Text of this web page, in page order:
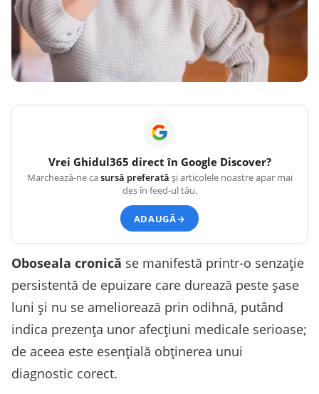
Vrei Ghidul365 direct în Google Discover?
Marchează-ne casursă preferată și articolele noastre apar mai
des în feed-ul tău.
ADAUGĂ→
Oboseala cronică se manifestă printr-o senzație
persistentă de epuizare care durează peste șase
luni și nu se ameliorează prin odihnă, putând
indica prezența unor afecţiuni medicale serioase;
de aceea este esenţială obţinerea unui
diagnostic corect.